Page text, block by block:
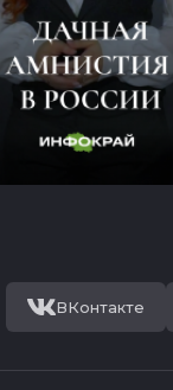
ВКонтакте